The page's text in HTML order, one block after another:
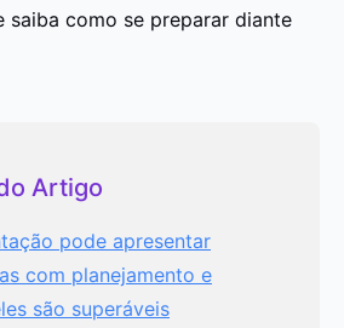
saiba como se preparar diante
Artigo
pode apresentar
com planejamento e
são superáveis